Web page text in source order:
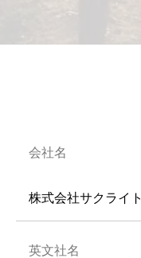
会社名
株式会社サクライト
英文社名